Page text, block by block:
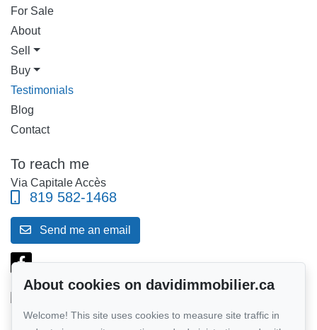
For Sale
About
Sell
Buy
Testimonials
Blog
Contact
To reach me
Via Capitale Accès
819 582-1468
Send me an email
About cookies on davidimmobilier.ca
Welcome! This site uses cookies to measure site traffic in